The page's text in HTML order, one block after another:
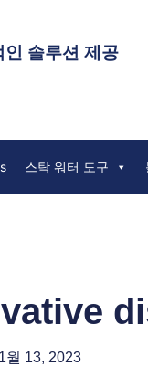
인 솔루션 제공
스탁 워터 도구
월 13, 2023